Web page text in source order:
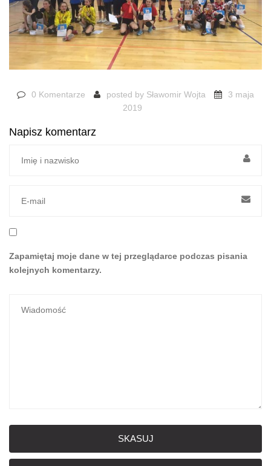
0 Komentarze posted by Sławomir Wojta
3 maja
2019
Napisz komentarz
Zapamiętaj moje dane w tej przeglądarce podczas pisania
kolejnych komentarzy.
SKASUJ